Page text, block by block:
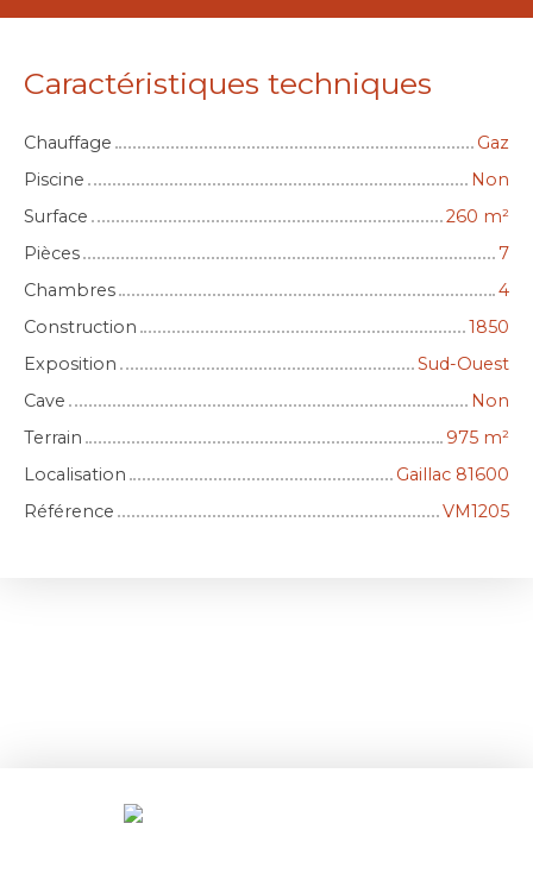
Caractéristiques techniques
Chauffage
Gaz
Piscine
Non
Surface
260 m²
Pièces
7
Chambres
4
Construction
1850
Exposition
Sud-Ouest
Cave
Non
Terrain
975 m²
Localisation
Gaillac 81600
Référence
VM1205